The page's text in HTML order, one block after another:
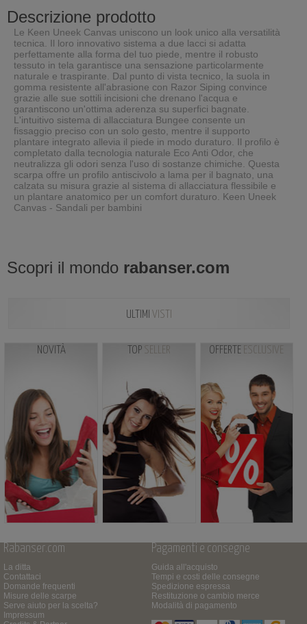
Descrizione prodotto
Le Keen Uneek Canvas uniscono un look unico alla versatilità
tecnica. Il loro innovativo sistema a due lacci si adatta
perfettamente alla forma del tuo piede, mentre il robusto
tessuto in tela garantisce una sensazione particolarmente
naturale e traspirante. Dal punto di vista tecnico, la suola in
gomma resistente all'abrasione con Razor Siping convince
grazie alle sue sottili incisioni che drenano l'acqua e
garantiscono un'ottima aderenza su superfici bagnate.
L'intuitivo sistema di allacciatura Bungee consente un
fissaggio preciso con un solo gesto, mentre il supporto
plantare integrato allevia il piede in modo duraturo. Il profilo è
completato dalla tecnologia naturale Eco Anti Odor, che
neutralizza gli odori senza l'uso di sostanze chimiche. Questa
scarpa offre un profilo antiscivolo a lama per il bagnato, una
calzata su misura grazie al sistema di allacciatura flessibile e
un plantare anatomico per un comfort duraturo. Keen Uneek
Canvas - Sandali per bambini
Scopri il mondo rabanser.com
ULTIMI VISTI
NOVITÀ TOP SELLER OFFERTE ESCLUSIVE
Rabanser.com
La ditta
Contattaci
Domande frequenti
Misure delle scarpe
Serve aiuto per la scelta?
Impressum
Pagamenti e consegne
Guida all'acquisto
Tempi e costi delle consegne
Spedizione espressa
Restituzione o cambio merce
Modalità di pagamento